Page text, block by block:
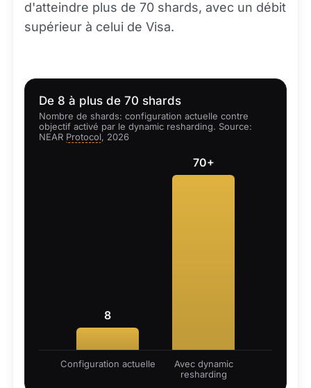
d'atteindre plus de 70 shards, avec un débit
supérieur à celui de Visa.
De 8 à plus de 70 shards
Nombre de shards: configuration actuelle contre
objectif activé par le dynamic resharding. Source:
NEAR Protocol, 2026
8
70+
Configuration actuelle
Avec dynamic
resharding